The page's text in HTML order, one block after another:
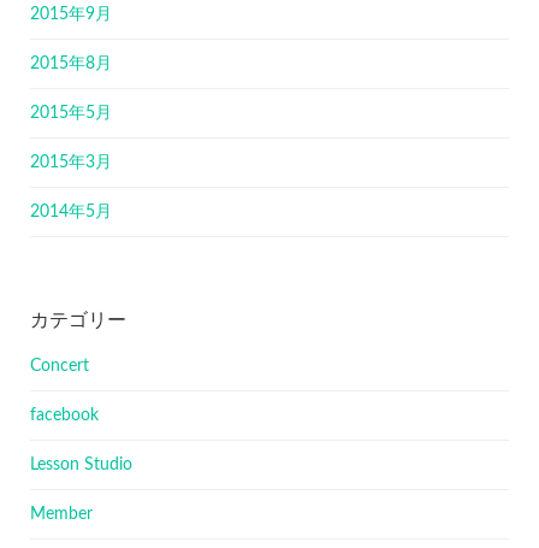
2015年9月
2015年8月
2015年5月
2015年3月
2014年5月
カテゴリー
Concert
facebook
Lesson Studio
Member